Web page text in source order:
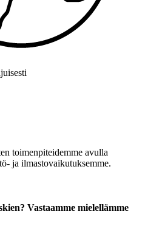
toimenpiteidemme avulla
ja ilmastovaikutuksemme.
Vastaamme mielellämme